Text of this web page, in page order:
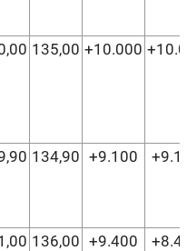
135,00 +10.000
134,90 +9.100
136,00 +9.400